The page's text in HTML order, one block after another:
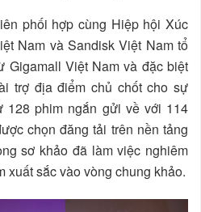
phối hợp cùng Hiệp hội Xúc
Nam và Sandisk Việt Nam tổ
Gigamall Việt Nam và đặc biệt
trợ địa điểm chủ chốt cho sự
128 phim ngắn gửi về với 114
chọn đăng tải trên nền tảng
sơ khảo đã làm việc nghiêm
xuất sắc vào vòng chung khảo.